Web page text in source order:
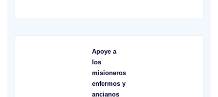
Apoye a
los
misioneros
enfermos y
ancianos